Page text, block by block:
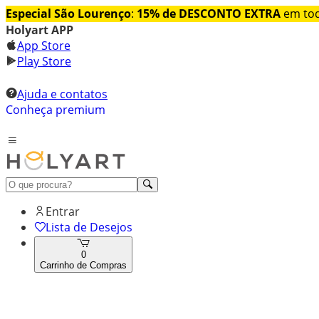
Especial São Lourenço: 15% de DESCONTO EXTRA em
Holyart APP
App Store
Play Store
Ajuda e contatos
Conheça premium
Entrar
Lista de Desejos
0
Carrinho de Compras